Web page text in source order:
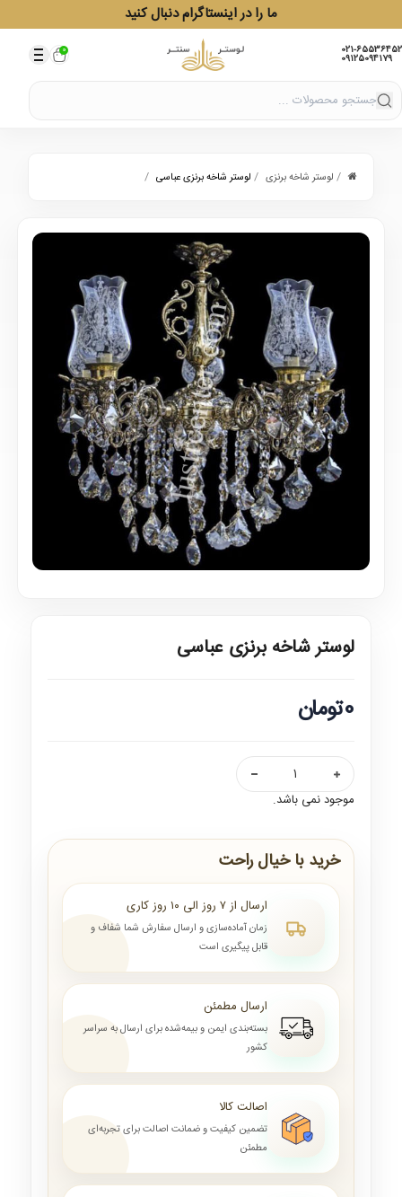
ما را در اینستاگرام دنبال کنید
021-65536452
09125094179
0
/ لوستر شاخه برنزی / لوستر شاخه برنزی عباسی /
لوستر شاخه برنزی عباسی
0تومان
موجود نمی باشد.
خرید با خیال راحت
ارسال از ۷ روز الی ۱۰ روز کاری
زمان آماده‌سازی و ارسال سفارش شما شفاف و
قابل پیگیری است
ارسال مطمئن
بسته‌بندی ایمن و بیمه‌شده برای ارسال به سراسر
کشور
اصالت کالا
تضمین کیفیت و ضمانت اصالت برای تجربه‌ای
مطمئن